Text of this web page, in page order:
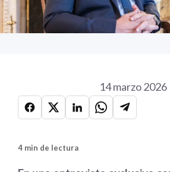
14 marzo 2026
4 min de lectura